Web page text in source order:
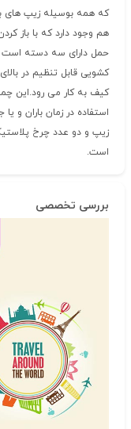
که همه بوسیله زیپ های
هم وجود دارد که با باز
حمل دارای سه دسته است
کشویی قابل تنظیم در
کیف به کار می رود.این
استفاده در زمان باران و
زیپ و دو عدد چرخ
است.
بررسی تخصصی